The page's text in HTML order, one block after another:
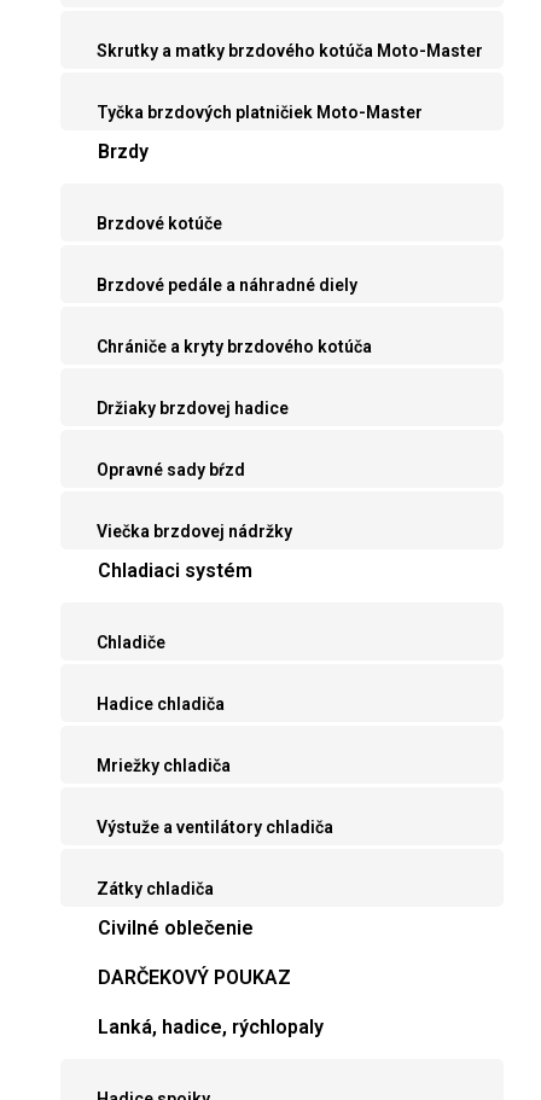
Skrutky a matky brzdového kotúča Moto-Master
Tyčka brzdových platničiek Moto-Master
Brzdy
Brzdové kotúče
Brzdové pedále a náhradné diely
Chrániče a kryty brzdového kotúča
Držiaky brzdovej hadice
Opravné sady bŕzd
Viečka brzdovej nádržky
Chladiaci systém
Chladiče
Hadice chladiča
Mriežky chladiča
Výstuže a ventilátory chladiča
Zátky chladiča
Civilné oblečenie
DARČEKOVÝ POUKAZ
Lanká, hadice, rýchlopaly